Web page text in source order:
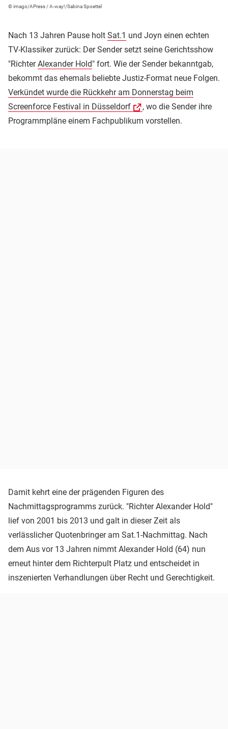
© imago/APress / A-way!/Sabina Spoettel
Nach 13 Jahren Pause holt Sat.1 und Joyn einen echten
TV-Klassiker zurück: Der Sender setzt seine Gerichtsshow
"RichterAlexander Hold" fort. Wie der Sender bekanntgab,
bekommt das ehemals beliebte Justiz-Format neue Folgen.
Verkündet wurde die Rückkehr am Donnerstag beim
Screenforce Festival in Düsseldorf
, wo die Sender ihre
Programmpläne einem Fachpublikum vorstellen.
Damit kehrt eine der prägenden Figuren des
Nachmittagsprogramms zurück. "Richter Alexander Hold"
lief von 2001 bis 2013 und galt in dieser Zeit als
verlässlicher Quotenbringer am Sat.1-Nachmittag. Nach
dem Aus vor 13 Jahren nimmt Alexander Hold (64) nun
erneut hinter dem Richterpult Platz und entscheidet in
inszenierten Verhandlungen über Recht und Gerechtigkeit.